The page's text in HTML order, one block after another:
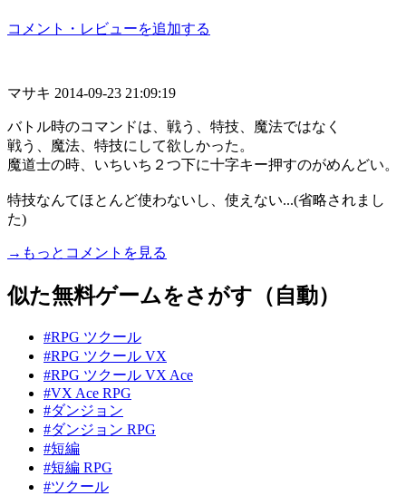
コメント・レビューを追加する
マサキ 2014-09-23 21:09:19
バトル時のコマンドは、戦う、特技、魔法ではなく
戦う、魔法、特技にして欲しかった。
魔道士の時、いちいち２つ下に十字キー押すのがめんどい。
特技なんてほとんど使わないし、使えない...(省略されまし
た)
→もっとコメントを見る
似た無料ゲームをさがす（自動）
#RPG ツクール
#RPG ツクール VX
#RPG ツクール VX Ace
#VX Ace RPG
#ダンジョン
#ダンジョン RPG
#短編
#短編 RPG
#ツクール